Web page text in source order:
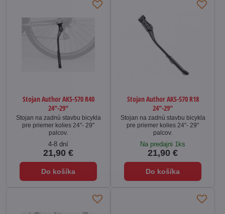
Stojan Author AKS-570 R40
24"-29"
Stojan na zadnú stavbu bicykla
pre priemer kolies 24"- 29"
palcov.
4-8 dní
21,90 €
Do košíka
Stojan Author AKS-570 R18
24"-29"
Stojan na zadnú stavbu bicykla
pre priemer kolies 24"- 29"
palcov.
Na predajni 1ks
21,90 €
Do košíka